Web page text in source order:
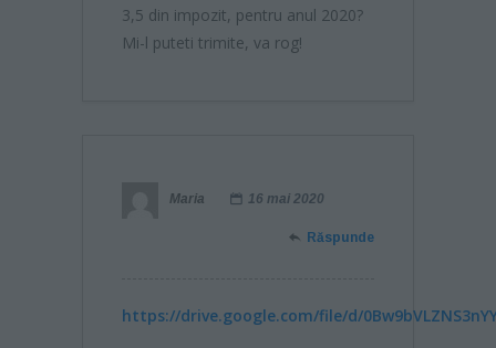
3,5 din impozit, pentru anul 2020?
Mi-l puteti trimite, va rog!
Maria 16 mai 2020
Răspunde
https://drive.google.com/file/d/